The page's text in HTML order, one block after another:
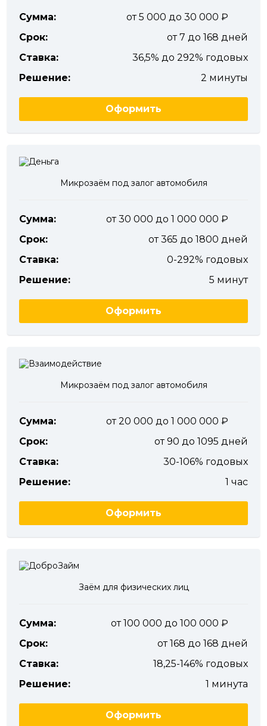
Сумма:
от 5 000 до 30 000
Срок:
от 7 до 168 дней
Ставка:
36,5% до 292% годовых
Решение:
2 минуты
Оформить
Микрозаём под залог автомобиля
Сумма:
от 30 000 до 1 000 000
Срок:
от 365 до 1800 дней
Ставка:
0-292% годовых
Решение:
5 минут
Оформить
Микрозаём под залог автомобиля
Сумма:
от 20 000 до 1 000 000
Срок:
от 90 до 1095 дней
Ставка:
30-106% годовых
Решение:
1 час
Оформить
Заём для физических лиц
Сумма:
от 100 000 до 100 000
Срок:
от 168 до 168 дней
Ставка:
18,25-146% годовых
Решение:
1 минута
Оформить